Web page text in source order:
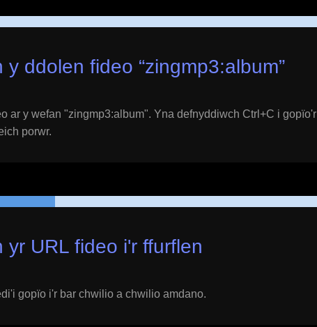
y ddolen fideo “zingmp3:album”
ar y wefan "zingmp3:album". Yna defnyddiwch Ctrl+C i gopïo'r
porwr.
yr URL fideo i'r ffurflen
gopïo i'r bar chwilio a chwilio amdano.